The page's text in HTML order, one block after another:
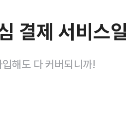
결제 서비스
해도 다 커버되니까!